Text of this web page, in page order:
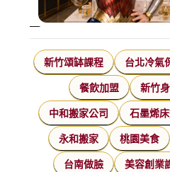
新竹頌缽課程 台北冷氣
餐飲加盟 新竹
中和搬家公司 石墨烯
永和搬家 桃園美食
台南做臉 美容創業